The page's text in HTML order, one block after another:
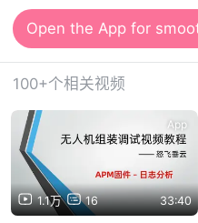
100+个相关视频
1.1万 16 33:40
App